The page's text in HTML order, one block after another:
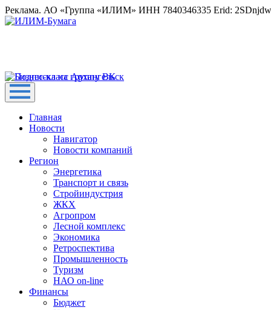
Реклама. АО «Группа «ИЛИМ» ИНН 7840346335 Erid:
Главная
Новости
Навигатор
Новости компаний
Регион
Энергетика
Транспорт и связь
Стройиндустрия
ЖКХ
Агропром
Лесной комплекс
Экономика
Ретроспектива
Промышленность
Туризм
НАО on-line
Финансы
Бюджет